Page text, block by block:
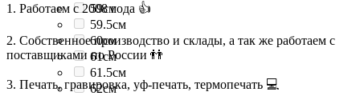
59см
59.5см
60см
61см
61.5см
62см
1. Работаем с 2008 года 👍
2. Собственное производство и склады, а так же работаем с
поставщиками по России 👬
3. Печать, гравировка, уф-печать, термопечать 💻